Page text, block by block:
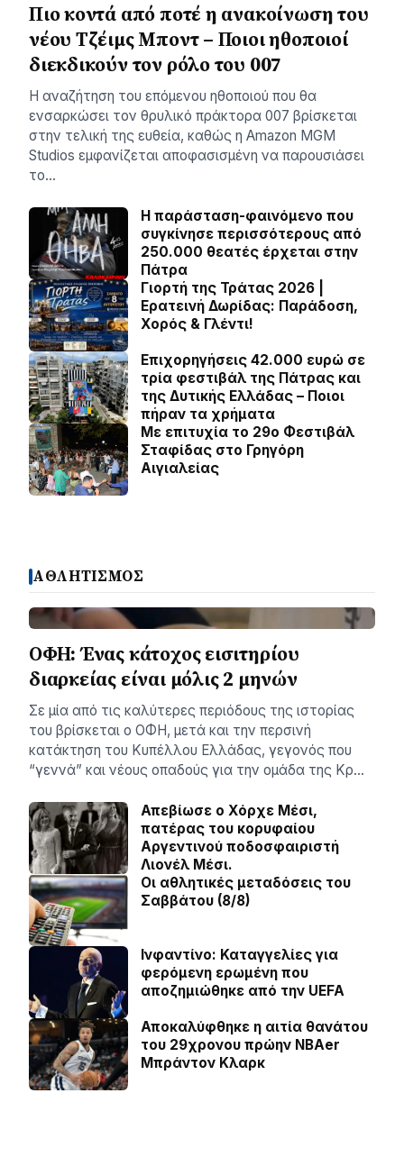
Πιο κοντά από ποτέ η ανακοίνωση του
νέου Τζέιμς Μποντ – Ποιοι ηθοποιοί
διεκδικούν τον ρόλο του 007
Η αναζήτηση του επόμενου ηθοποιού που θα
ενσαρκώσει τον θρυλικό πράκτορα 007 βρίσκεται
στην τελική της ευθεία, καθώς η Amazon MGM
Studios εμφανίζεται αποφασισμένη να παρουσιάσει
το…
Η παράσταση-φαινόμενο που
συγκίνησε περισσότερους από
250.000 θεατές έρχεται στην
Πάτρα
Γιορτή της Τράτας 2026 |
Ερατεινή Δωρίδας: Παράδοση,
Χορός & Γλέντι!
Επιχορηγήσεις 42.000 ευρώ σε
τρία φεστιβάλ της Πάτρας και
της Δυτικής Ελλάδας – Ποιοι
πήραν τα χρήματα
Με επιτυχία το 29ο Φεστιβάλ
Σταφίδας στο Γρηγόρη
Aιγιαλείας
ΑΘΛΗΤΙΣΜΟΣ
ΟΦΗ: Ένας κάτοχος εισιτηρίου
διαρκείας είναι μόλις 2 μηνών
Σε μία από τις καλύτερες περιόδους της ιστορίας
του βρίσκεται ο ΟΦΗ, μετά και την περσινή
κατάκτηση του Κυπέλλου Ελλάδας, γεγονός που
“γεννά” και νέους οπαδούς για την ομάδα της Κρ…
Απεβίωσε ο Χόρχε Μέσι,
πατέρας του κορυφαίου
Αργεντινού ποδοσφαιριστή
Λιονέλ Μέσι.
Οι αθλητικές μεταδόσεις του
Σαββάτου (8/8)
Ινφαντίνο: Καταγγελίες για
φερόμενη ερωμένη που
αποζημιώθηκε από την UEFA
Αποκαλύφθηκε η αιτία θανάτου
του 29χρονου πρώην NBAer
Μπράντον Κλαρκ